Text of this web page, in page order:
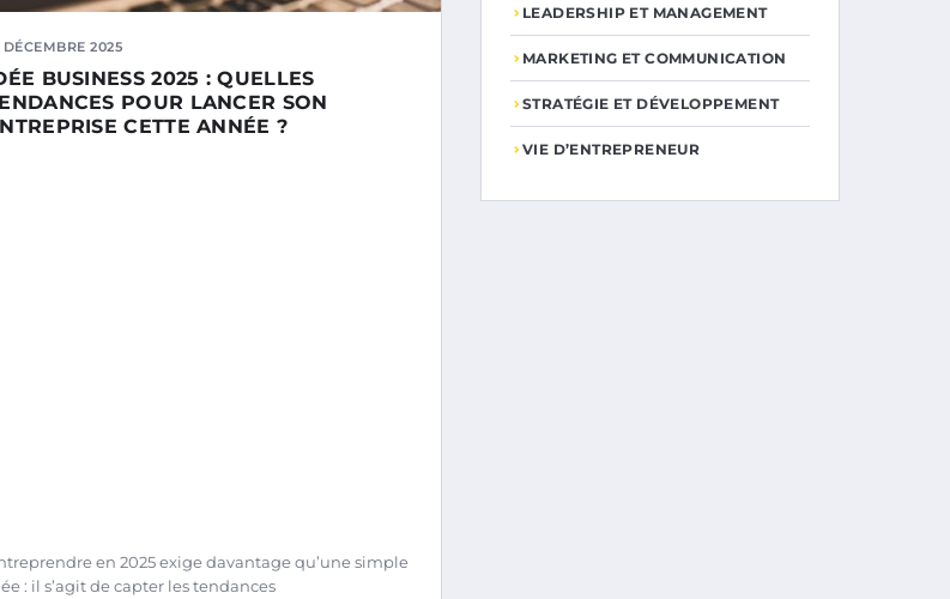
DÉCEMBRE 2025
BUSINESS 2025 : QUELLES
POUR LANCER SON
CETTE ANNÉE ?
en 2025 exige davantage qu’une simple
: il s’agit de capter les tendances
LEADERSHIP ET MANAGEMENT
MARKETING ET COMMUNICATION
STRATÉGIE ET DÉVELOPPEMENT
VIE D’ENTREPRENEUR